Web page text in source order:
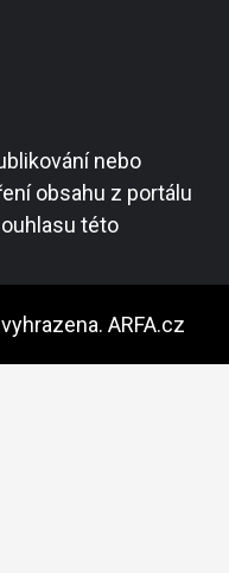
nebo
obsahu z portálu
této
ARFA.cz